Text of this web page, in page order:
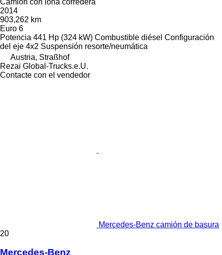
2014
903,262 km
Euro 6
Potencia 441 Hp (324 kW) Combustible diésel Configuración
del eje 4x2 Suspensión resorte/neumática
Austria, Straßhof
Rezai Global-Trucks.e.U.
Contacte con el vendedor
Mercedes-Benz camión de basura
20
Mercedes-Benz